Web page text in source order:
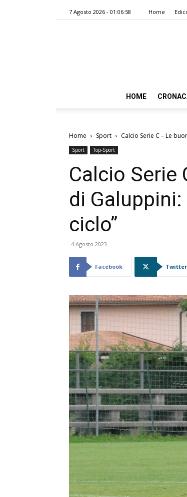
7 Agosto 2026 - 01:06:58 Home
HOME
Home Sport Calcio Serie C – Le
Sport Top-Sport
Calcio Serie
di
ciclo”
4 Agosto 2023
Facebook Twitter